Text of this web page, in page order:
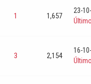
1 1,657
23-
3 2,154
16-